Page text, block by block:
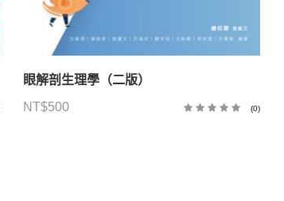
眼解剖生理學（二版）
NT$500 (0)